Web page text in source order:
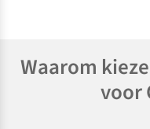
Waarom
voor